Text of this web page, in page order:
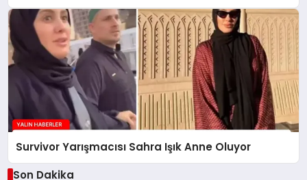
Survivor Yarışmacısı Sahra Işık Anne Oluyor
Son Dakika